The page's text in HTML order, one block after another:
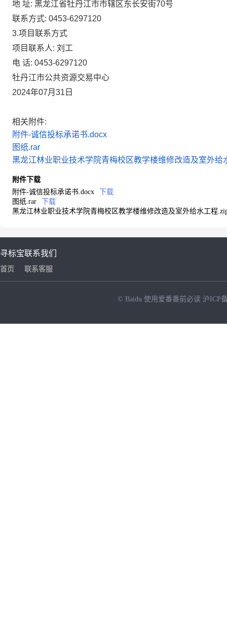
地 址: 黑龙江省牡丹江市市辖区东长安街70号
联系方式: 0453-6297120
3.项目联系方式
项目联系人: 刘工
电 话: 0453-6297120
牡丹江市公共资源交易中心
2024年07月31日
相关附件:
附件-诚信投标承诺书.docx
图纸.rar
黑龙江林业职业技术学院青梅校区教学楼维修改造及室外给
附件下载
附件-诚信投标承诺书.docx
下载
图纸.rar
下载
黑龙江林业职业技术学院青梅校区教学楼维修改造及室外给水工程
寻标宝
首页
联系我们
联系客服
© Baidu 使用爱番番前必读 沪ICP